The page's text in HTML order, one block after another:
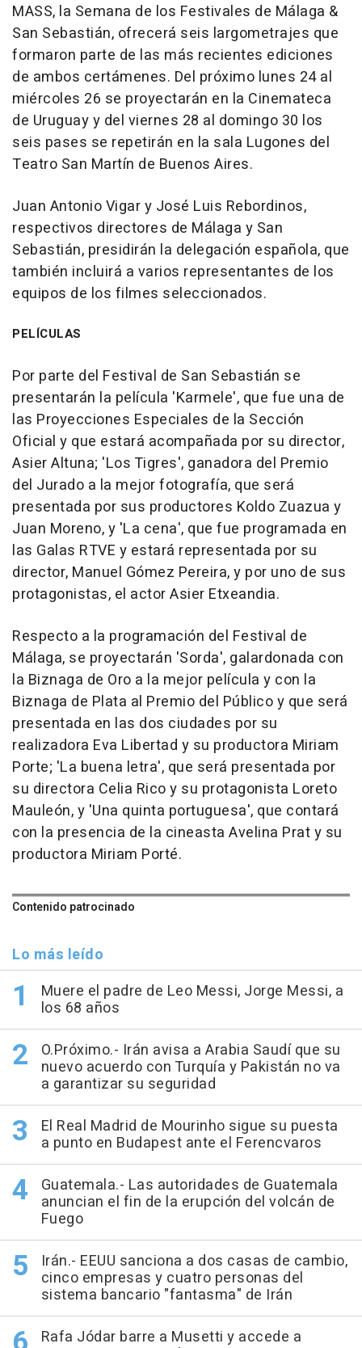
MASS, la Semana de los Festivales de Málaga &
San Sebastián, ofrecerá seis largometrajes que
formaron parte de las más recientes ediciones
de ambos certámenes. Del próximo lunes 24 al
miércoles 26 se proyectarán en la Cinemateca
de Uruguay y del viernes 28 al domingo 30 los
seis pases se repetirán en la sala Lugones del
Teatro San Martín de Buenos Aires.
Juan Antonio Vigar y José Luis Rebordinos,
respectivos directores de Málaga y San
Sebastián, presidirán la delegación española, que
también incluirá a varios representantes de los
equipos de los filmes seleccionados.
PELÍCULAS
Por parte del Festival de San Sebastián se
presentarán la película 'Karmele', que fue una de
las Proyecciones Especiales de la Sección
Oficial y que estará acompañada por su director,
Asier Altuna; 'Los Tigres', ganadora del Premio
del Jurado a la mejor fotografía, que será
presentada por sus productores Koldo Zuazua y
Juan Moreno, y 'La cena', que fue programada en
las Galas RTVE y estará representada por su
director, Manuel Gómez Pereira, y por uno de sus
protagonistas, el actor Asier Etxeandia.
Respecto a la programación del Festival de
Málaga, se proyectarán 'Sorda', galardonada con
la Biznaga de Oro a la mejor película y con la
Biznaga de Plata al Premio del Público y que será
presentada en las dos ciudades por su
realizadora Eva Libertad y su productora Miriam
Porte; 'La buena letra', que será presentada por
su directora Celia Rico y su protagonista Loreto
Mauleón, y 'Una quinta portuguesa', que contará
con la presencia de la cineasta Avelina Prat y su
productora Miriam Porté.
Contenido patrocinado
Lo más leído
Muere el padre de Leo Messi, Jorge Messi, a
los 68 años
O.Próximo.- Irán avisa a Arabia Saudí que su
nuevo acuerdo con Turquía y Pakistán no va
a garantizar su seguridad
El Real Madrid de Mourinho sigue su puesta
a punto en Budapest ante el Ferencvaros
Guatemala.- Las autoridades de Guatemala
anuncian el fin de la erupción del volcán de
Fuego
Irán.- EEUU sanciona a dos casas de cambio,
cinco empresas y cuatro personas del
sistema bancario "fantasma" de Irán
Rafa Jódar barre a Musetti y accede a